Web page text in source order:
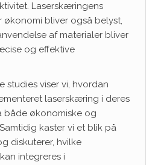
Laserskæringens
bliver også belyst,
af materialer bliver
og effektive
studies viser vi, hvordan
laserskæring i deres
både økonomiske og
kaster vi et blik på
diskuterer, hvilke
integreres i